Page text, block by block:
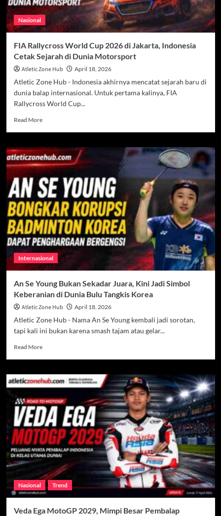
Nasional
FIA Rallycross World Cup 2026 di Jakarta, Indonesia
Cetak Sejarah di Dunia Motorsport
Atletic Zone Hub April 18, 2026
Atletic Zone Hub - Indonesia akhirnya mencatat sejarah baru di
dunia balap internasional. Untuk pertama kalinya, FIA
Rallycross World Cup...
Read MoreRead
FIA
Rallycross
World
Cup
2026
di
Jakarta,
Indonesia
Cetak
Sejarah
di
Dunia
Motorsport
Internasional
An Se Young Bukan Sekadar Juara, Kini Jadi Simbol
Keberanian di Dunia Bulu Tangkis Korea
Atletic Zone Hub April 18, 2026
Atletic Zone Hub - Nama An Se Young kembali jadi sorotan,
tapi kali ini bukan karena smash tajam atau gelar...
Read MoreRead
An
Se
Bukan
Sekadar
Juara,
Kini
Jadi
Simbol
Keberanian
Dunia
Bulu
Tangkis
Nasional Trend
Veda Ega MotoGP 2029, Mimpi Besar Pembalap